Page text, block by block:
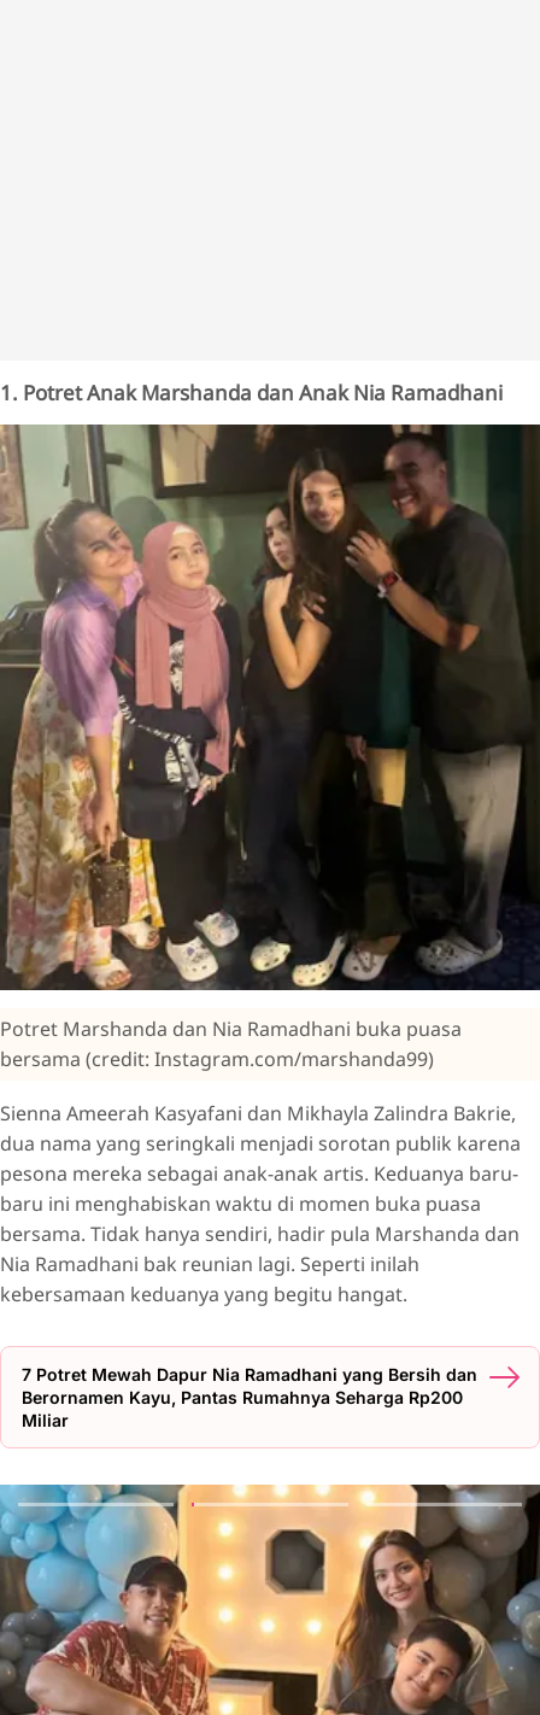
1. Potret Anak Marshanda dan Anak Nia Ramadhani
Potret Marshanda dan Nia Ramadhani buka puasa
bersama (credit: Instagram.com/marshanda99)
Sienna Ameerah Kasyafani dan Mikhayla Zalindra Bakrie,
dua nama yang seringkali menjadi sorotan publik karena
pesona mereka sebagai anak-anak artis. Keduanya baru-
baru ini menghabiskan waktu di momen buka puasa
bersama. Tidak hanya sendiri, hadir pula Marshanda dan
Nia Ramadhani bak reunian lagi. Seperti inilah
kebersamaan keduanya yang begitu hangat.
7 Potret Mewah Dapur Nia Ramadhani yang Bersih dan
Berornamen Kayu, Pantas Rumahnya Seharga Rp200
Miliar